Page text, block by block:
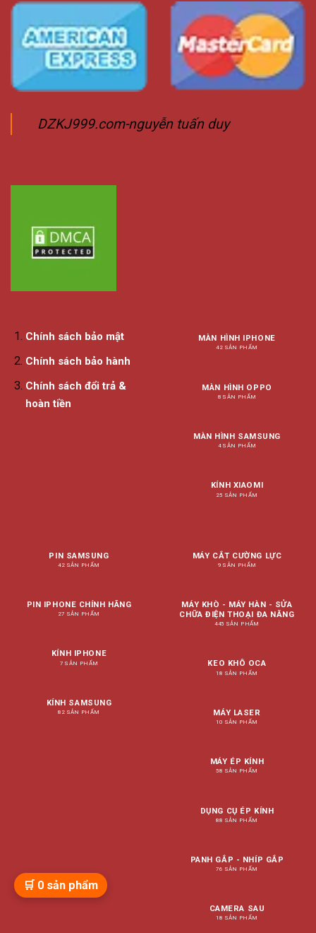
DZKJ999.com-nguyễn tuấn duy
Chính sách bảo mật
Chính sách bảo hành
Chính sách đổi trả &
hoàn tiền
MÀN HÌNH IPHONE
42 SẢN PHẨM
MÀN HÌNH OPPO
8 SẢN PHẨM
MÀN HÌNH SAMSUNG
4 SẢN PHẨM
KÍNH XIAOMI
25 SẢN PHẨM
PIN SAMSUNG
42 SẢN PHẨM
PIN IPHONE CHÍNH HÃNG
27 SẢN PHẨM
KÍNH IPHONE
7 SẢN PHẨM
KÍNH SAMSUNG
82 SẢN PHẨM
MÁY CẮT CƯỜNG LỰC
9 SẢN PHẨM
MÁY KHÒ - MÁY HÀN - SỬA
CHỮA ĐIỆN THOẠI ĐA NĂNG
445 SẢN PHẨM
KEO KHÔ OCA
18 SẢN PHẨM
MÁY LASER
10 SẢN PHẨM
MÁY ÉP KÍNH
58 SẢN PHẨM
DỤNG CỤ ÉP KÍNH
88 SẢN PHẨM
PANH GẮP - NHÍP GẮP
76 SẢN PHẨM
CAMERA SAU
18 SẢN PHẨM
🛒 0 sản phẩm